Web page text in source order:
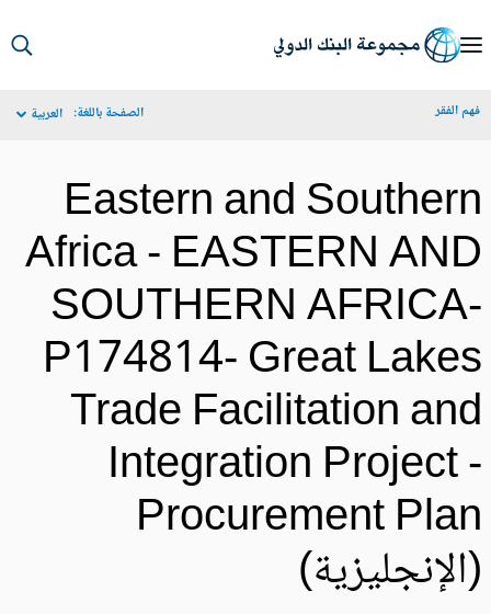
الفقر الصفحة باللغة: العربية
Eastern and
Africa - EASTERN
SOUTHERN
P174814- Great
Trade Facilitation
Integration Project
Procurement